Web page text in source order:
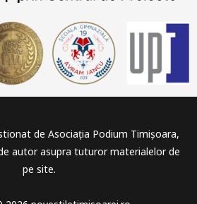
de Asociația Podium Timișoara,
autor asupra tuturor materialelor de
pe site.